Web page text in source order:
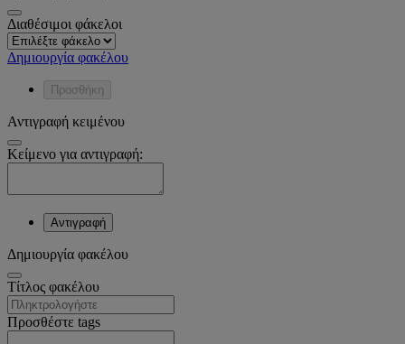
Διαθέσιμοι φάκελοι
Δημιουργία φακέλου
Προσθήκη
Αντιγραφή κειμένου
Κείμενο για αντιγραφή:
Αντιγραφή
Δημιουργία φακέλου
Tίτλος φακέλου
Προσθέστε tags